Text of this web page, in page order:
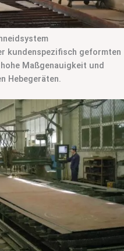
kundenspezifisch geformten
Maßgenauigkeit und
Hebegeräten.